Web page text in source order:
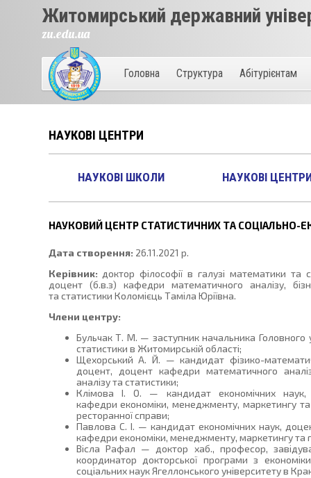
Житомирський державний
zu.edu.ua
Головна Структура Абітурієнтам
НАУКОВІ ЦЕНТРИ
НАУКОВІ ШКОЛИ НАУКОВІ
НАУКОВИЙ ЦЕНТР СТАТИСТИЧНИХ ТА СОЦІАЛЬНО-
Дата створення: 26.11.2021 р.
Керівник: доктор філософії в галузі математики та
доцент (б.в.з) кафедри математичного аналізу,
та статистики Коломієць Таміла Юріївна.
Члени центру:
Бульчак Т. М. — заступник начальника Головного
статистики в Житомирській області;
Щехорський А. Й. — кандидат фізико-
доцент, доцент кафедри математичного
аналізу та статистики;
Клімова І. О. — кандидат економічних наук,
кафедри економіки, менеджменту, маркетингу
ресторанної справи;
Павлова С. І. — кандидат економічних наук,
кафедри економіки, менеджменту, маркетингу та
Вісла Рафал — доктор хаб., професор,
координатор докторської програми з
соціальних наук Ягеллонського університету в